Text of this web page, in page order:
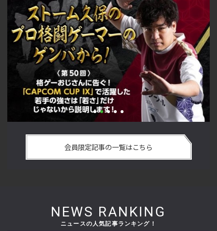
の強さは 「若さ」だけじゃないから説明します！【ストーム
久保のプロ格闘ゲーマーのゲンバから！ 第50回】
会員限定記事の一覧はこちら
NEWS RANKING
ニュースの人気記事ランキング！